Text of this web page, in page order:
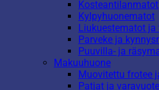
Kosteantilanmatot
Kylpyhuonematot
Liukuestematot ja
Parveke ja
Puuvilla- ja
Makuuhuone
Muovitettu frotee
Patjat ja